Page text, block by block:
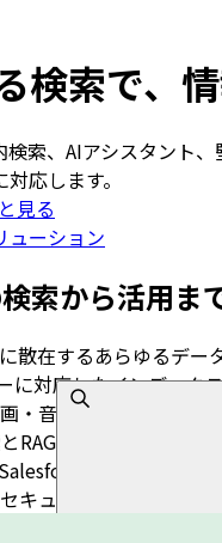
検索で、
索、AIアシスタント
応します。
見る
ューション
索から活用ま
散在するあらゆるデー
に対応したインデック
・音声を解析し、人物
RAG Copilotが、根拠
、SAPなどの
キュリティも強化します